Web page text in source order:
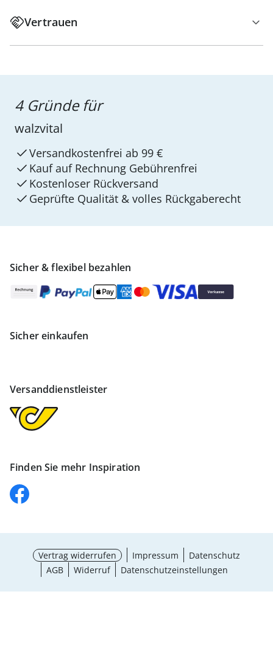
Vertrauen
Sicher & flexibel bezahlen
Sicher einkaufen
Versanddienstleister
Finden Sie mehr Inspiration
4 Gründe für
walzvital
Versandkostenfrei ab 99 €
Kauf auf Rechnung Gebührenfrei
Kostenloser Rückversand
Geprüfte Qualität & volles Rückgaberecht
Vertrag widerrufen Impressum
Datenschutz
AGB
Widerruf Datenschutzeinstellungen